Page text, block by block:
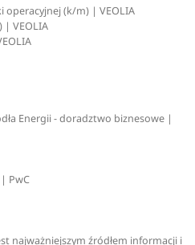
operacyjnej (k/m) | VEOLIA
| VEOLIA
Energii - doradztwo biznesowe |
PwC
najważniejszym źródłem informacji i